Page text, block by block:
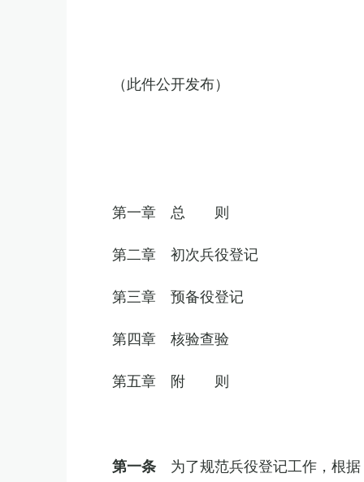
（此件公开发布）
第一章 总 则
第二章 初次兵役登记
第三章 预备役登记
第四章 核验查验
第五章 附 则
第一条 为了规范兵役登记工作，根